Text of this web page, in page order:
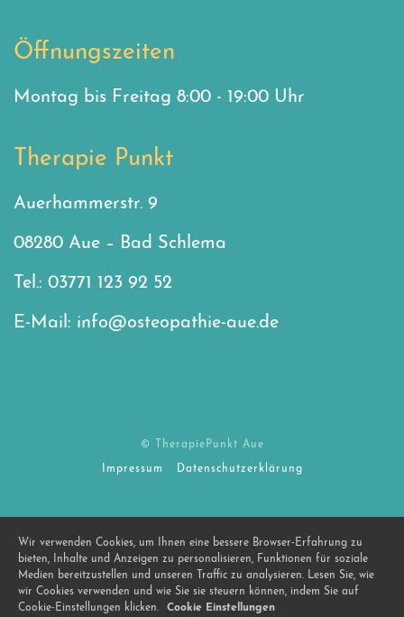
Öffnungszeiten
Montag bis Freitag 8:00 - 19:00 Uhr
Therapie Punkt
Auerhammerstr. 9
08280 Aue – Bad Schlema
Tel.: 03771 123 92 52
E-Mail: info@osteopathie-aue.de
© TherapiePunkt Aue
Impressum Datenschutzerklärung
Wir verwenden Cookies, um Ihnen eine bessere Browser-Erfahrung zu
bieten, Inhalte und Anzeigen zu personalisieren, Funktionen für soziale
Medien bereitzustellen und unseren Traffic zu analysieren. Lesen Sie, wie
wir Cookies verwenden und wie Sie sie steuern können, indem Sie auf
Cookie-Einstellungen klicken.
Cookie Einstellungen